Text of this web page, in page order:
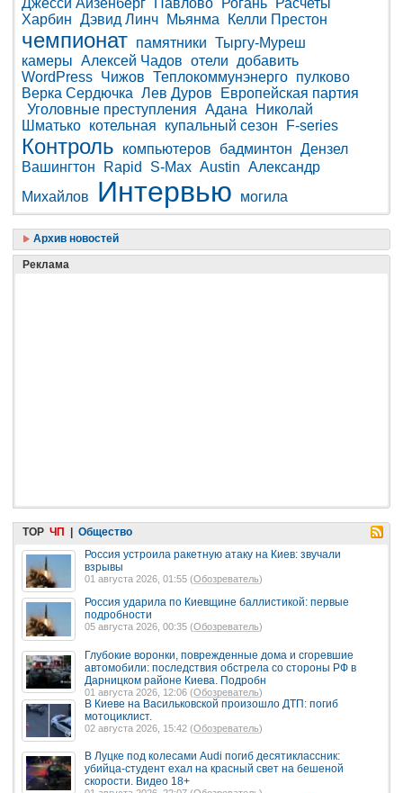
Харбин Дэвид Линч Мьянма Келли Престон
чемпионат памятники Тыргу-Муреш
камеры Алексей Чадов отели
добавить
WordPress Чижов Теплокоммунэнерго пулково
Верка Сердючка Лев Дуров
Европейская партия
Уголовные преступления Адана
Николай
Шматько котельная купальный сезон F-series
Контроль компьютеров бадминтон Дензел
Вашингтон
Rapid S-Max Austin Александр
Михайлов
Интервью могила
Архив новостей
Реклама
TOP ЧП | Общество
Россия устроила ракетную атаку на Киев: звучали
взрывы
01 августа 2026, 01:55 (Обозреватель)
Россия ударила по Киевщине баллистикой: первые
подробности
05 августа 2026, 00:35 (Обозреватель)
Глубокие воронки, поврежденные дома и сгоревшие
автомобили: последствия обстрела со стороны РФ в
Дарницком районе Киева. Подробн
01 августа 2026, 12:06 (Обозреватель)
В Киеве на Васильковской произошло ДТП: погиб
мотоциклист.
02 августа 2026, 15:42 (Обозреватель)
В Луцке под колесами Audi погиб десятиклассник:
убийца-студент ехал на красный свет на бешеной
скорости. Видео 18+